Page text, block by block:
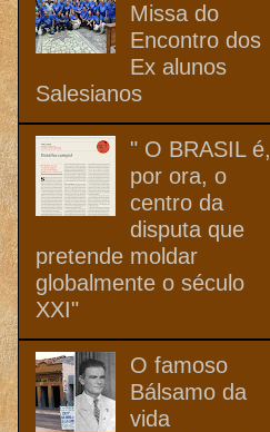
Missa do
Encontro dos
Ex alunos
Salesianos
" O BRASIL é,
por ora, o
centro da
disputa que
pretende moldar
globalmente o século
XXI"
O famoso
Bálsamo da
vida